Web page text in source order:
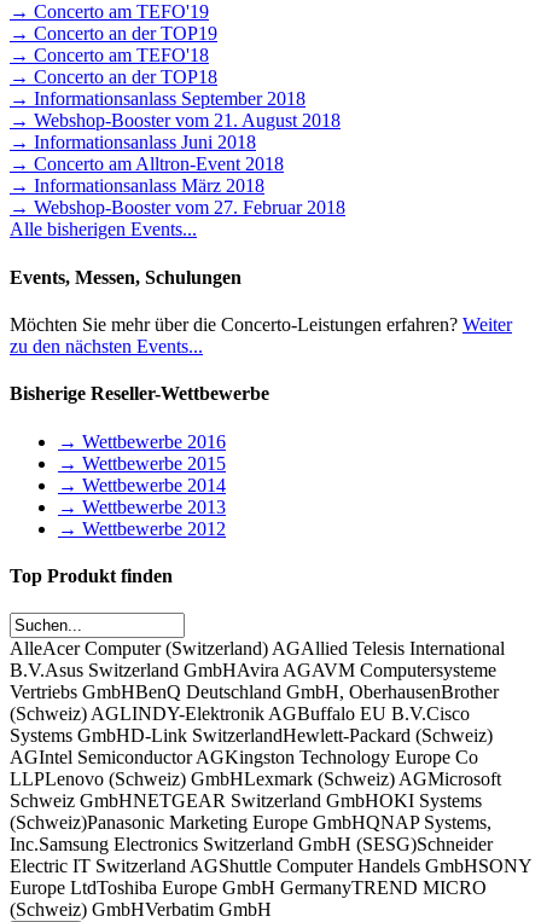
→ Concerto am TEFO'19
→ Concerto an der TOP19
→ Concerto am TEFO'18
→ Concerto an der TOP18
→ Informationsanlass September 2018
→ Webshop-Booster vom 21. August 2018
→ Informationsanlass Juni 2018
→ Concerto am Alltron-Event 2018
→ Informationsanlass März 2018
→ Webshop-Booster vom 27. Februar 2018
Alle bisherigen Events...
Events, Messen, Schulungen
Möchten Sie mehr über die Concerto-Leistungen erfahren? Weiter
zu den nächsten Events...
Bisherige Reseller-Wettbewerbe
→ Wettbewerbe 2016
→ Wettbewerbe 2015
→ Wettbewerbe 2014
→ Wettbewerbe 2013
→ Wettbewerbe 2012
Top Produkt finden
AlleAcer Computer (Switzerland) AGAllied Telesis International
B.V.Asus Switzerland GmbHAvira AGAVM Computersysteme
Vertriebs GmbHBenQ Deutschland GmbH, OberhausenBrother
(Schweiz) AGLINDY-Elektronik AGBuffalo EU B.V.Cisco
Systems GmbHD-Link SwitzerlandHewlett-Packard (Schweiz)
AGIntel Semiconductor AGKingston Technology Europe Co
LLPLenovo (Schweiz) GmbHLexmark (Schweiz) AGMicrosoft
Schweiz GmbHNETGEAR Switzerland GmbHOKI Systems
(Schweiz)Panasonic Marketing Europe GmbHQNAP Systems,
Inc.Samsung Electronics Switzerland GmbH (SESG)Schneider
Electric IT Switzerland AGShuttle Computer Handels GmbHSONY
Europe LtdToshiba Europe GmbH GermanyTREND MICRO
(Schweiz) GmbHVerbatim GmbH